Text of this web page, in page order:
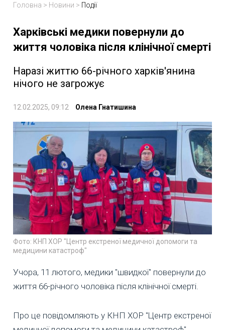
Головна > Новини > Події
Харківські медики повернули до
життя чоловіка після клінічної смерті
Наразі життю 66-річного харків'янина
нічого не загрожує
12.02.2025, 09:12 Олена Гнатишина
Фото: КНП ХОР "Центр екстреної медичної допомоги та
медицини катастроф"
Учора, 11 лютого, медики "швидкої" повернули до
життя 66-річного чоловіка після клінічної смерті.
Про це повідомляють у КНП ХОР "Центр екстреної